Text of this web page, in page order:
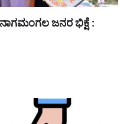
ಜನರ ಭಿಕ್ಷೆ :